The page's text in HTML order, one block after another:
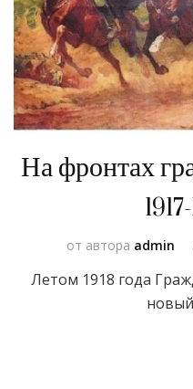
На фронтах
от автора admin
Летом 1918 года